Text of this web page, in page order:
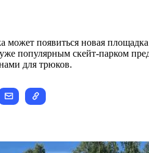
может появиться новая
популярным скейт-парком
для трюков.